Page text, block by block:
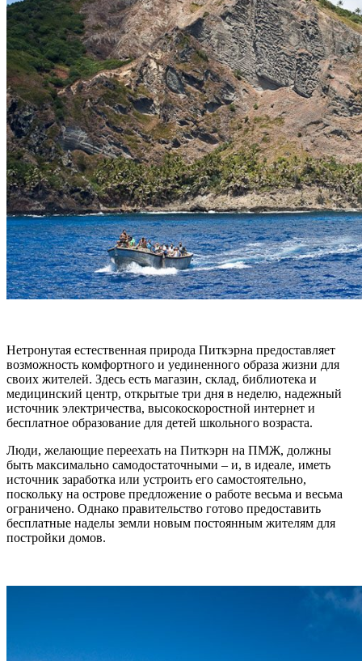
Нетронутая естественная природа Питкэрна предоставляет
возможность комфортного и уединенного образа жизни для
своих жителей. Здесь есть магазин, склад, библиотека и
медицинский центр, открытые три дня в неделю, надежный
источник электричества, высокоскоростной интернет и
бесплатное образование для детей школьного возраста.
Люди, желающие переехать на Питкэрн на ПМЖ, должны
быть максимально самодостаточными – и, в идеале, иметь
источник заработка или устроить его самостоятельно,
поскольку на острове предложение о работе весьма и весьма
ограничено. Однако правительство готово предоставить
бесплатные наделы земли новым постоянным жителям для
постройки домов.